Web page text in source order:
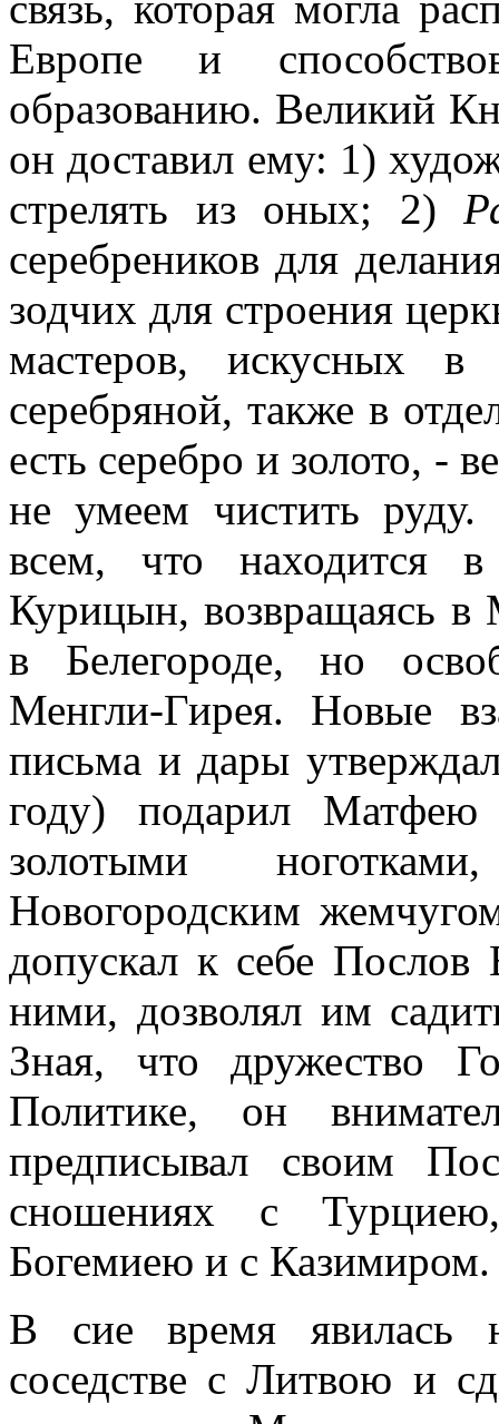
Европе и
образованию. Великий
он доставил ему: 1)
стрелять из оных; 2)
серебреников для
зодчих для строения
мастеров, искусных
серебряной, также в
есть серебро и золото, -
не умеем чистить
всем, что находится
Курицын, возвращаясь в
в Белегороде, но
Менгли-Гирея. Новые
письма и дары
году) подарил Матфею
золотыми
Новогородским
допускал к себе Послов
ними, дозволял им
Зная, что дружество
Политике, он
предписывал своим
сношениях с
Богемиею и с Казимиром.
В сие время явилась
соседстве с Литвою и